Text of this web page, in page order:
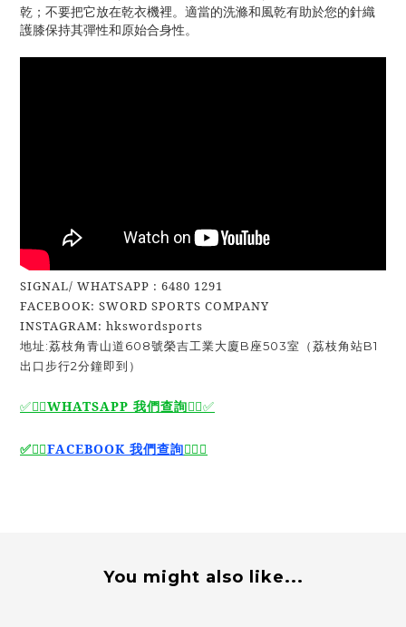
乾；不要把它放在乾衣機裡。適當的洗滌和風乾有助於您的針織
護膝保持其彈性和原始合身性。
SIGNAL/ WHATSAPP : 6480 1291
FACEBOOK: SWORD SPORTS COMPANY
INSTAGRAM: hkswordsports
地址:荔枝角青山道608號榮吉工業大廈B座503室（荔枝角站B1
出口步行2分鐘即到）
✅🙆‍♂️WHATSAPP 我們查詢🙆‍♂️✅
✅🙆‍♂️FACEBOOK 我們查詢🙆‍♂️✅
You might also like...